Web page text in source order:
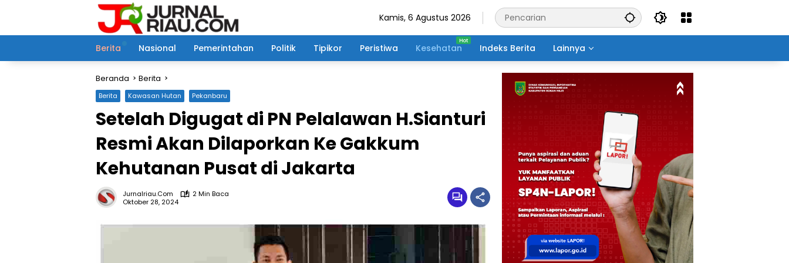
Kamis, 6 Agustus 2026
Berita Nasional Pemerintahan Politik Tipikor Peristiwa Kesehatan Indeks Berita Lainnya
Beranda Berita
Berita Kawasan Hutan Pekanbaru
Setelah Digugat di PN Pelalawan H.Sianturi
Resmi Akan Dilaporkan Ke Gakkum
Kehutanan Pusat di Jakarta
Jurnalriau.com
2 Min Baca
Oktober 28, 2024